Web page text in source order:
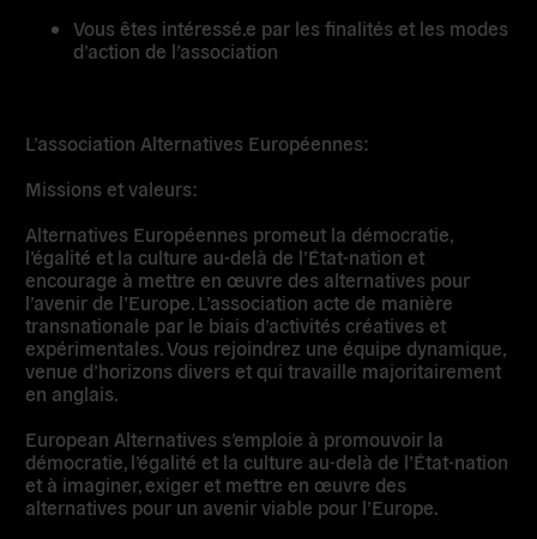
Vous êtes intéressé.e par les finalités et les modes
d’action de l’association
L’association Alternatives Européennes:
Missions et valeurs:
Alternatives Européennes promeut la démocratie,
l’égalité et la culture au-delà de l’État-nation et
encourage à mettre en œuvre des alternatives pour
l’avenir de l’Europe. L’association acte de manière
transnationale par le biais d’activités créatives et
expérimentales. Vous rejoindrez une équipe dynamique,
venue d’horizons divers et qui travaille majoritairement
en anglais.
European Alternatives s’emploie à promouvoir la
démocratie, l’égalité et la culture au-delà de l’État-nation
et à imaginer, exiger et mettre en œuvre des
alternatives pour un avenir viable pour l’Europe.